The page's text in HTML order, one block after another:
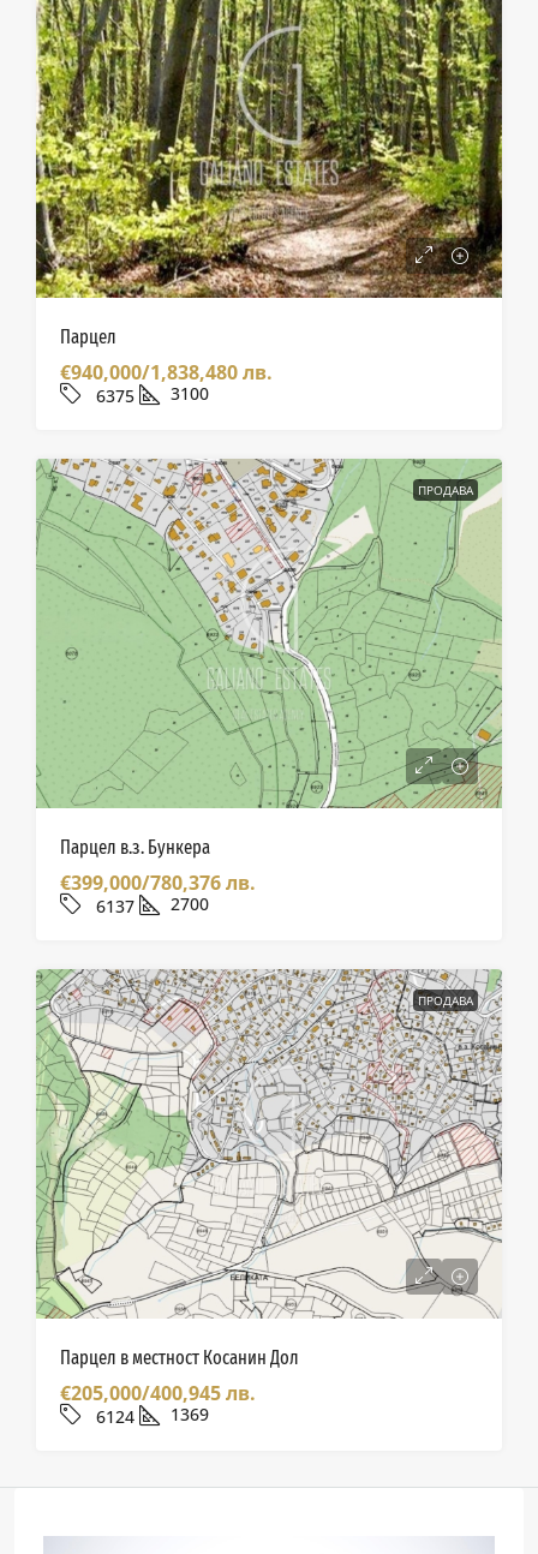
Парцел
€940,000/1,838,480 лв.
6375 3100
ПРОДАВА
Парцел в.з. Бункера
€399,000/780,376 лв.
6137 2700
ПРОДАВА
Парцел в местност Косанин Дол
€205,000/400,945 лв.
6124 1369